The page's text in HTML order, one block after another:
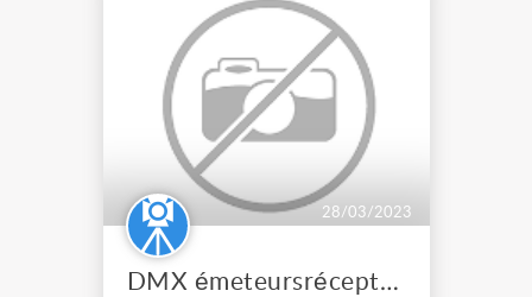
28/03/2023
DMX émeteursrécepteurs HF